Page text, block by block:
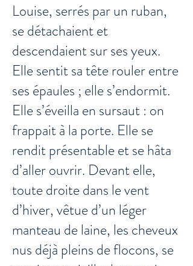
Louise, serrés par un ruban,
se détachaient et
descendaient sur ses yeux.
Elle sentit sa tête rouler entre
ses épaules ; elle s’endormit.
Elle s’éveilla en sursaut : on
frappait à la porte. Elle se
rendit présentable et se hâta
d’aller ouvrir. Devant elle,
toute droite dans le vent
d’hiver, vêtue d’un léger
manteau de laine, les cheveux
nus déjà pleins de flocons, se